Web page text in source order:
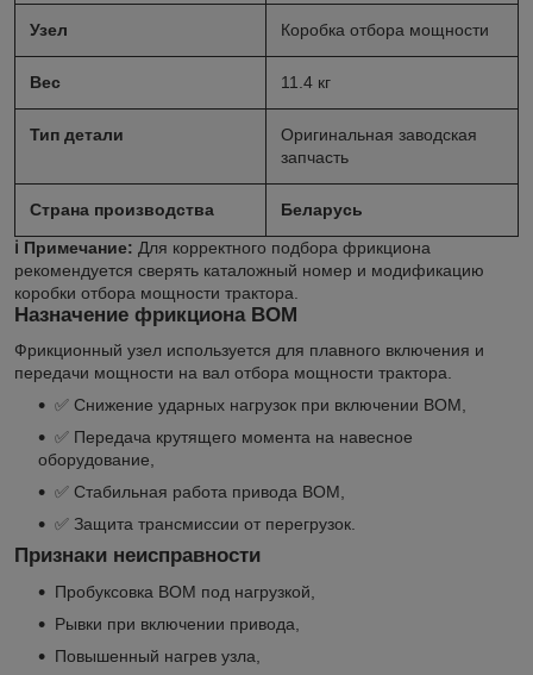
Узел Коробка отбора мощности
Вес 11.4 кг
Тип детали
Оригинальная заводская
запчасть
Страна производства
Беларусь
ℹ️ Примечание: Для корректного подбора фрикциона
рекомендуется сверять каталожный номер и модификацию
коробки отбора мощности трактора.
Назначение фрикциона ВОМ
Фрикционный узел используется для плавного включения и
передачи мощности на вал отбора мощности трактора.
✅ Снижение ударных нагрузок при включении ВОМ,
✅ Передача крутящего момента на навесное
оборудование,
✅ Стабильная работа привода ВОМ,
✅ Защита трансмиссии от перегрузок.
Признаки неисправности
Пробуксовка ВОМ под нагрузкой,
Рывки при включении привода,
Повышенный нагрев узла,